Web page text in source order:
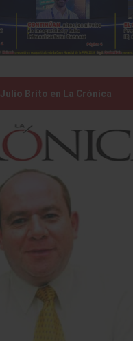
Julio Brito en La Crónica